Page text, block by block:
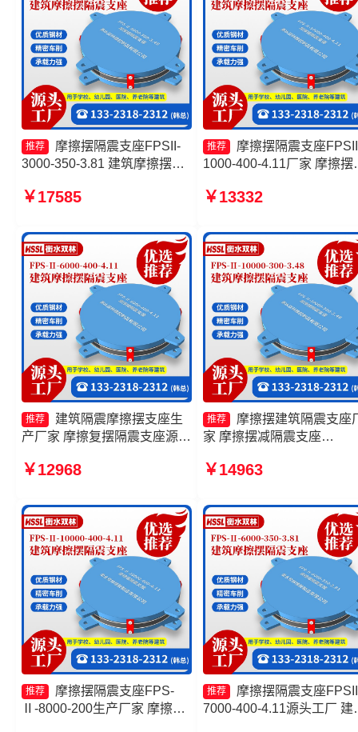
推荐
摩擦摆隔震支座FPSII-
3000-350-3.81 建筑摩擦摆式
减隔震支座生产厂家 摩擦摆隔
生产厂家
￥17585
推荐
摩擦摆隔震支座
1000-400-4.11厂家 摩擦摆
源头工厂 建筑摩擦摆支座
家
￥13332
推荐
建筑隔震摩擦摆支座生
产厂家 摩擦复摆隔震支座源头
震支座FPSII-4000-350-3.81
￥12968
推荐
摩擦摆建筑隔震支座
家 摩擦摆减隔震支座
座JZQZ-15000源头工厂 摩
3.81
￥14963
推荐
摩擦摆隔震支座FPS-
Ⅱ-8000-200生产厂家 摩擦式
推荐
摩擦摆隔震支座
7000-400-4.11源头工厂 建